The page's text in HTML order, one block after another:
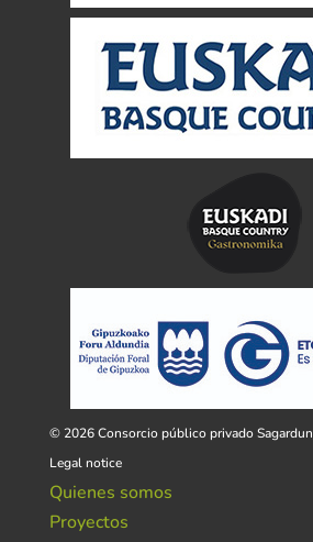
© 2026 Consorcio público privado Sagardun
Legal notice
Quienes somos
Proyectos